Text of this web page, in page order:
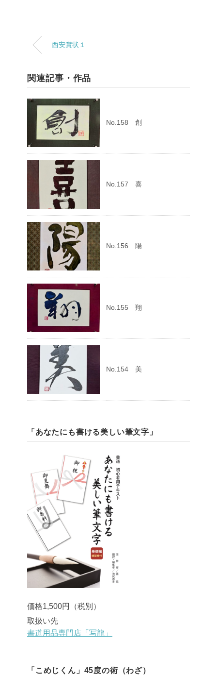
西安賞状１
関連記事・作品
No.158 創
No.157 喜
No.156 陽
No.155 翔
No.154 美
「あなたにも書ける美しい筆文字」
価格1,500円（税別）
取扱い先
書道用品専門店「写龍」
「こめじくん」45度の術（わざ）